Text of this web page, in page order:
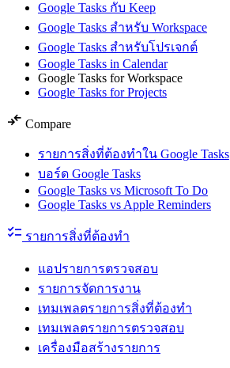
Google Tasks กับ Keep
Google Tasks สำหรับ Workspace
Google Tasks สำหรับโปรเจกต์
Google Tasks in Calendar
Google Tasks for Workspace
Google Tasks for Projects
compare_arrows Compare
รายการสิ่งที่ต้องทำใน Google Tasks
บอร์ด Google Tasks
Google Tasks vs Microsoft To Do
Google Tasks vs Apple Reminders
checklist รายการสิ่งที่ต้องทำ
แอปรายการตรวจสอบ
รายการจัดการงาน
เทมเพลตรายการสิ่งที่ต้องทำ
เทมเพลตรายการตรวจสอบ
เครื่องมือสร้างรายการ